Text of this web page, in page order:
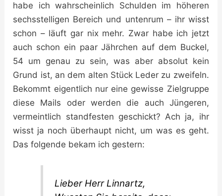
habe ich wahrscheinlich Schulden im höheren
sechsstelligen Bereich und untenrum – ihr wisst
schon – läuft gar nix mehr. Zwar habe ich jetzt
auch schon ein paar Jährchen auf dem Buckel,
54 um genau zu sein, was aber absolut kein
Grund ist, an dem alten Stück Leder zu zweifeln.
Bekommt eigentlich nur eine gewisse Zielgruppe
diese Mails oder werden die auch Jüngeren,
vermeintlich standfesten geschickt? Ach ja, ihr
wisst ja noch überhaupt nicht, um was es geht.
Das folgende bekam ich gestern:
Lieber Herr Linnartz,